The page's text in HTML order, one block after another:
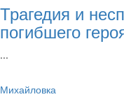
Трагедия и
погибшего
...
Михайловка